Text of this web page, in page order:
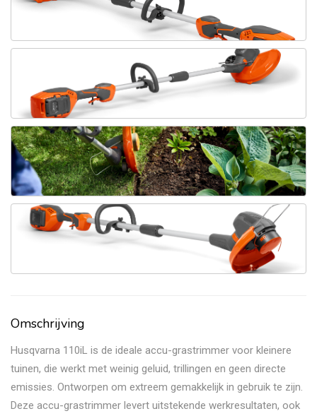
Omschrijving
Husqvarna 110iL is de ideale accu-grastrimmer voor kleinere
tuinen, die werkt met weinig geluid, trillingen en geen directe
emissies. Ontworpen om extreem gemakkelijk in gebruik te zijn.
Deze accu-grastrimmer levert uitstekende werkresultaten, ook